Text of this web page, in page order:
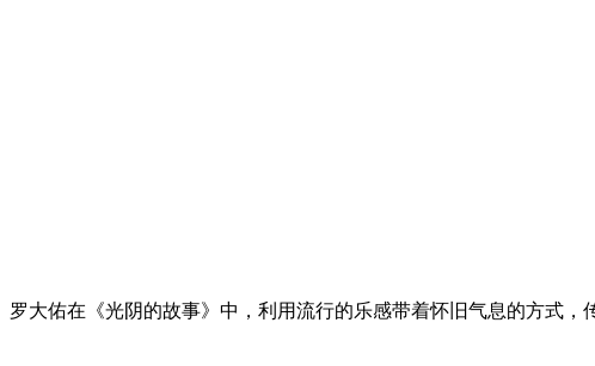
罗大佑在《光阴的故事》中，利用流行的乐感带着怀旧气息的方式